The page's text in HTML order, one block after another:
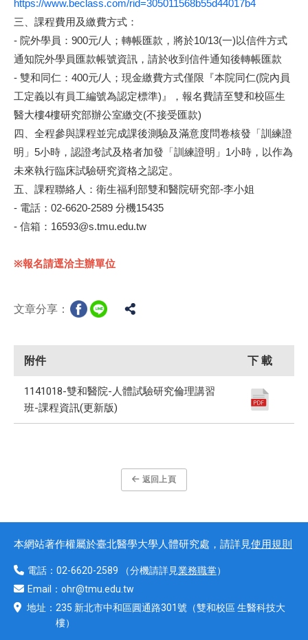
https://www.beclass.com/rid=305011568b55d44017b4
三、課程費用及繳費方式：
- 院外學員：900元/人；轉帳匯款，將於10/13(一)以信件方式
通知院外學員匯款帳號資訊，請於收到信件通知後轉帳匯款
- 雙和同仁：400元/人；現金繳費方式僅限『本院同仁(院內員
工定義以有員工編號為認定標準)』，報名費請至雙和校區生
醫大樓4樓研究部辦公室繳交(不接受匯款)
四、全程參與課程並完成課後測驗及滿意度問卷核發「訓練證
明」5小時，認證考試及格者加發「訓練證明」1小時，以作為
未來執行臨床試驗研究資格之認定。
五、課程聯絡人：衛生福利部雙和醫院研究部-李小姐
- 電話：02-6620-2589 分機15435
- 信箱：16593@s.tmu.edu.tw
※報名請逕洽主辦單位
文章分享：
附件 下 載
1141018-雙和醫院-人體試驗研究倫理講習
班-課程資訊(更新版)
返回上頁
本網站著作權屬於臺北醫學大學人體研究處，請詳見使用規則
電話： 02-6620-2589 （分機請詳見業務職掌）
Email： ohr@tmu.edu.tw
地址： 235 新北市中和區圓通路301號 （雙和校區 生醫科技大
樓）